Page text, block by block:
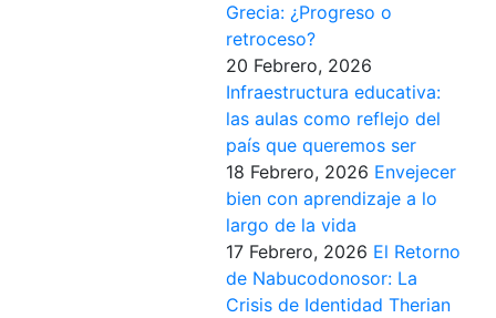
Grecia: ¿Progreso o
retroceso?
20 Febrero, 2026
Infraestructura educativa:
las aulas como reflejo del
país que queremos ser
18 Febrero, 2026 Envejecer
bien con aprendizaje a lo
largo de la vida
17 Febrero, 2026 El Retorno
de Nabucodonosor: La
Crisis de Identidad Therian